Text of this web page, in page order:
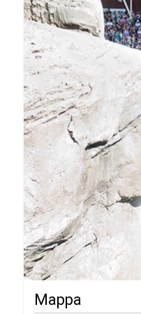
Previous
Mappa